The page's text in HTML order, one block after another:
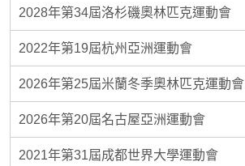
2028年第34屆洛杉磯奧林匹克運動會
2022年第19屆杭州亞洲運動會
2026年第25屆米蘭冬季奧林匹克運動會
2026年第20屆名古屋亞洲運動會
2021年第31屆成都世界大學運動會